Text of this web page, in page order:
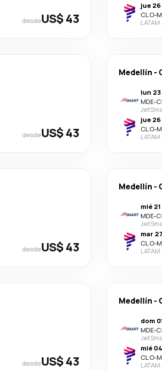
desdeUS$ 43
jue
CLO-
desdeUS$ 43
Medellín -
lun
MDE-
jue
CLO-
desdeUS$ 43
Medellín -
mié
MDE-
mar
CLO-
desdeUS$ 43
Medellín -
dom
MDE-
mié
CLO-